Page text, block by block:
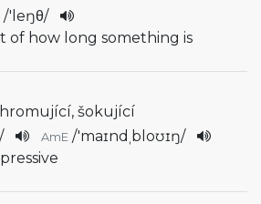
/'leŋθ/
of how long something is
šokující
/ AmE /'maɪndˌbloʊɪŋ/